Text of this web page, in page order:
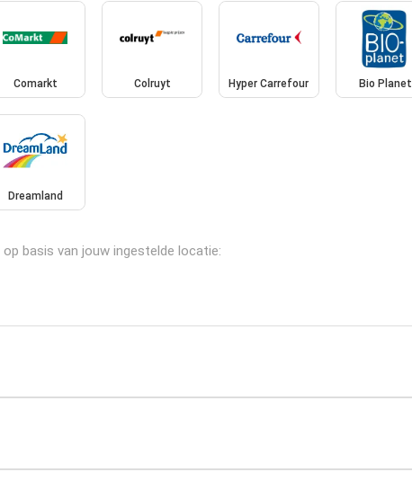
Comarkt Colruyt Hyper Carrefour Bio Planet
Dreamland
basis van jouw ingestelde locatie: